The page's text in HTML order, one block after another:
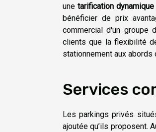
unetarification dynamique
bénéficier de prix
commercial d'un groupe
clients que la flexibilité
stationnement aux abords
Services
Les parkings privés
ajoutée qu’ils proposent.